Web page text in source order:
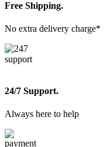
Free Shipping.
No extra delivery charge*
24/7 Support.
Always here to help